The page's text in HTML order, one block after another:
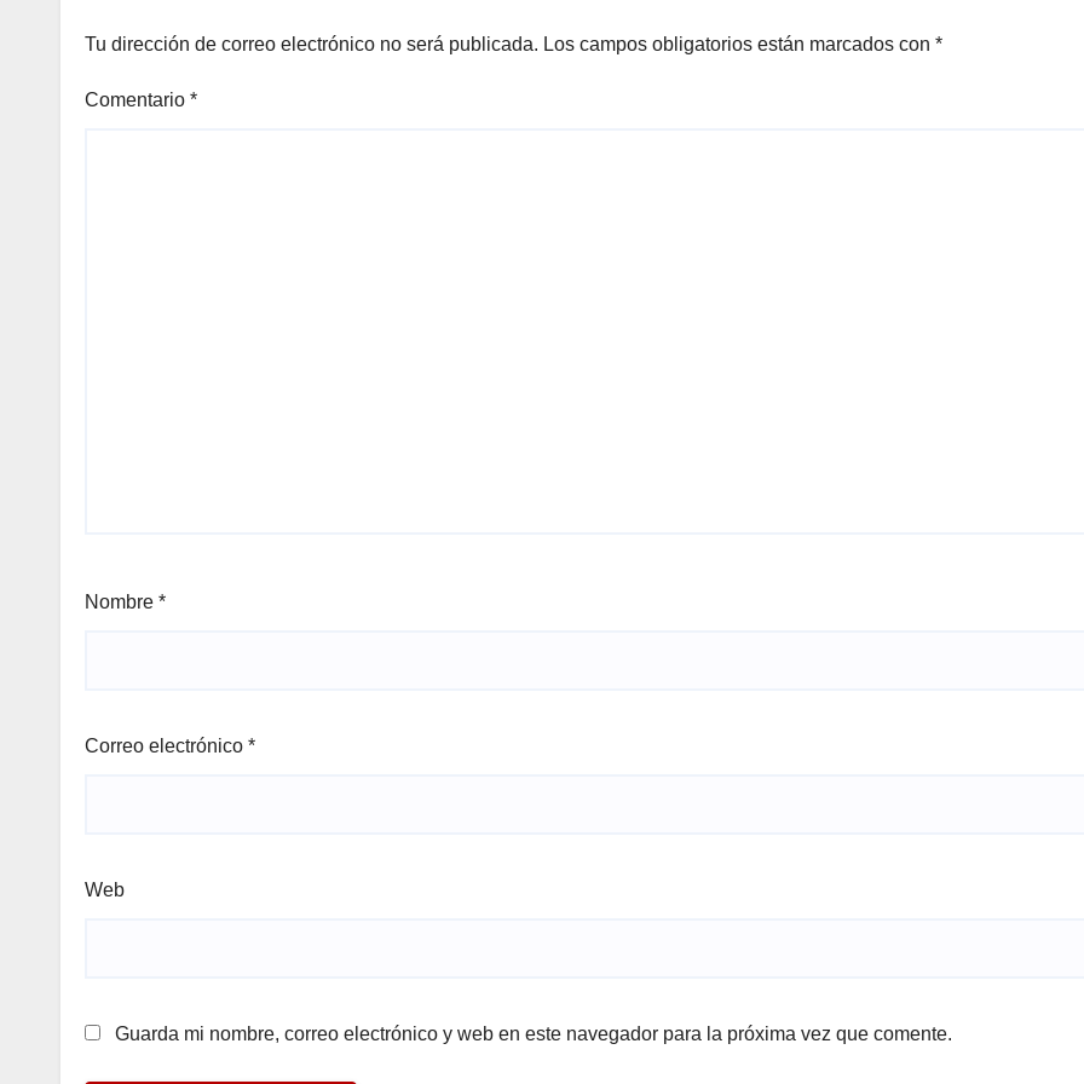
Tu dirección de correo electrónico no será publicada. Los campos obligatorios están marcados con *
Comentario *
Nombre *
Correo electrónico *
Web
Guarda mi nombre, correo electrónico y web en este navegador para la próxima vez que comente.